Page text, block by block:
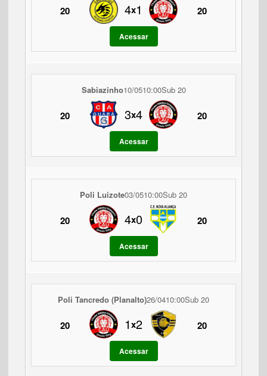
20 4x1 20
Acessar
Sabiazinho10/0510:00Sub 20
20 3x4 20
Acessar
Poli Luizote03/0510:00Sub 20
20 4x0 20
Acessar
Poli Tancredo (Planalto)26/0410:00Sub 20
20 1x2 20
Acessar